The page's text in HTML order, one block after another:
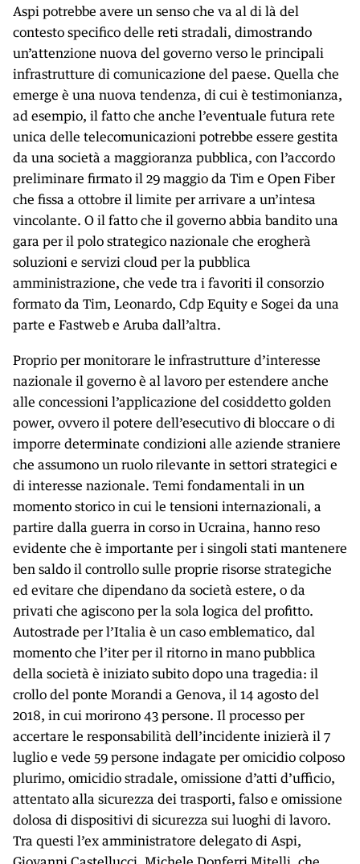
Aspi potrebbe avere un senso che va al di là del
contesto specifico delle reti stradali, dimostrando
un’attenzione nuova del governo verso le principali
infrastrutture di comunicazione del paese. Quella che
emerge è una nuova tendenza, di cui è testimonianza,
ad esempio, il fatto che anche l’eventuale futura rete
unica delle telecomunicazioni potrebbe essere gestita
da una società a maggioranza pubblica, con l’accordo
preliminare firmato il 29 maggio da Tim e Open Fiber
che fissa a ottobre il limite per arrivare a un’intesa
vincolante. O il fatto che il governo abbia bandito una
gara per il polo strategico nazionale che erogherà
soluzioni e servizi cloud per la pubblica
amministrazione, che vede tra i favoriti il consorzio
formato da Tim, Leonardo, Cdp Equity e Sogei da una
parte e Fastweb e Aruba dall’altra.
Proprio per monitorare le infrastrutture d’interesse
nazionale il governo è al lavoro per estendere anche
alle concessioni l’applicazione del cosiddetto golden
power, ovvero il potere dell’esecutivo di bloccare o di
imporre determinate condizioni alle aziende straniere
che assumono un ruolo rilevante in settori strategici e
di interesse nazionale. Temi fondamentali in un
momento storico in cui le tensioni internazionali, a
partire dalla guerra in corso in Ucraina, hanno reso
evidente che è importante per i singoli stati mantenere
ben saldo il controllo sulle proprie risorse strategiche
ed evitare che dipendano da società estere, o da
privati che agiscono per la sola logica del profitto.
Autostrade per l’Italia è un caso emblematico, dal
momento che l’iter per il ritorno in mano pubblica
della società è iniziato subito dopo una tragedia: il
crollo del ponte Morandi a Genova, il 14 agosto del
2018, in cui morirono 43 persone. Il processo per
accertare le responsabilità dell’incidente inizierà il 7
luglio e vede 59 persone indagate per omicidio colposo
plurimo, omicidio stradale, omissione d’atti d’ufficio,
attentato alla sicurezza dei trasporti, falso e omissione
dolosa di dispositivi di sicurezza sui luoghi di lavoro.
Tra questi l’ex amministratore delegato di Aspi,